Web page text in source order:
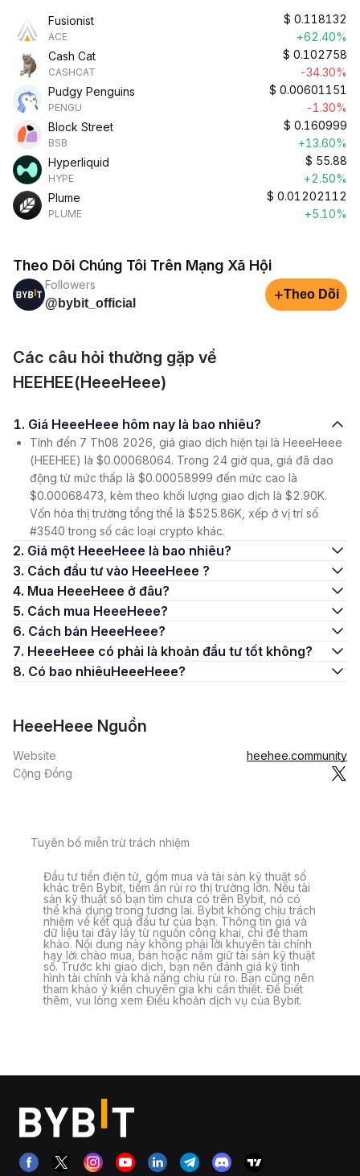
Fusionist
ACE
$ 0.118132
+62.40%
Cash Cat
CASHCAT
$ 0.102758
-34.30%
Pudgy Penguins
PENGU
$ 0.00601151
-1.30%
Block Street
BSB
$ 0.160999
+13.60%
Hyperliquid
HYPE
$ 55.88
+2.50%
Plume
PLUME
$ 0.01202112
+5.10%
Theo Dõi Chúng Tôi Trên Mạng Xã Hội
Followers
@bybit_official
+Theo Dõi
Các câu hỏi thường gặp về
HEEHEE(HeeeHeee)
1. Giá HeeeHeee hôm nay là bao nhiêu?
Tính đến 7 Th08 2026, giá giao dịch hiện tại là HeeeHeee
(HEEHEE) là $0.00068064. Trong 24 giờ qua, giá đã dao
động từ mức thấp là $0.00058999 đến mức cao là
$0.00068473, kèm theo khối lượng giao dịch là $2.90K.
Vốn hóa thị trường tổng thể là $525.86K, xếp ở vị trí số
#3540 trong số các loại crypto khác.
2. Giá một HeeeHeee là bao nhiêu?
3. Cách đầu tư vào HeeeHeee ?
4. Mua HeeeHeee ở đâu?
5. Cách mua HeeeHeee?
6. Cách bán HeeeHeee?
7. HeeeHeee có phải là khoản đầu tư tốt không?
8. Có bao nhiêuHeeeHeee?
HeeeHeee Nguồn
Website
heehee.community
Cộng Đồng
Tuyên bố miễn trừ trách nhiệm
Đầu tư tiền điện tử, gồm mua và tài sản kỹ thuật số
khác trên Bybit, tiềm ẩn rủi ro thị trường lớn. Nếu tài
sản kỹ thuật số bạn tìm chưa có trên Bybit, nó có
thể khả dụng trong tương lai. Bybit không chịu trách
nhiệm về kết quả đầu tư của bạn. Thông tin giá và
dữ liệu tại đây lấy từ nguồn công khai, chỉ để tham
khảo. Nội dung này không phải lời khuyên tài chính
hay lời chào mua, bán hoặc nắm giữ tài sản kỹ thuật
số. Trước khi giao dịch, bạn nên đánh giá kỹ tình
hình tài chính và khả năng chịu rủi ro. Bạn cũng nên
tham khảo ý kiến chuyên gia khi cần thiết. Để biết
thêm, vui lòng xem Điều khoản dịch vụ của Bybit.